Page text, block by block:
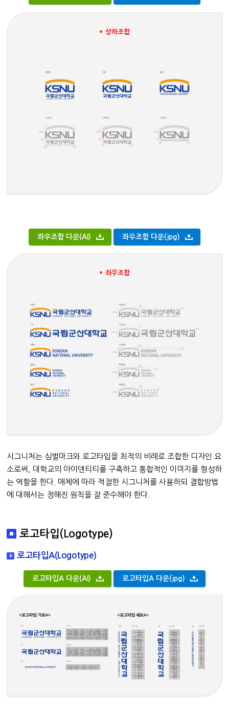
* 상하조합
좌우조합 다운(AI) 좌우조합 다운(jpg)
* 좌우조합
시그니처는 심벌마크와 로고타입을 최적의 비례로 조합한 디자인 요
소로써, 대학교의 아이덴티티를 구축하고 통합적인 이미지를 형성하
는 역할을 한다. 매체에 따라 적절한 시그니처를 사용하되 결합방법
에 대해서는 정해진 원칙을 잘 준수해야 한다.
로고타입(Logotype)
로고타입A(Logotype)
로고타입A 다운(AI) 로고타입A 다운(jpg)